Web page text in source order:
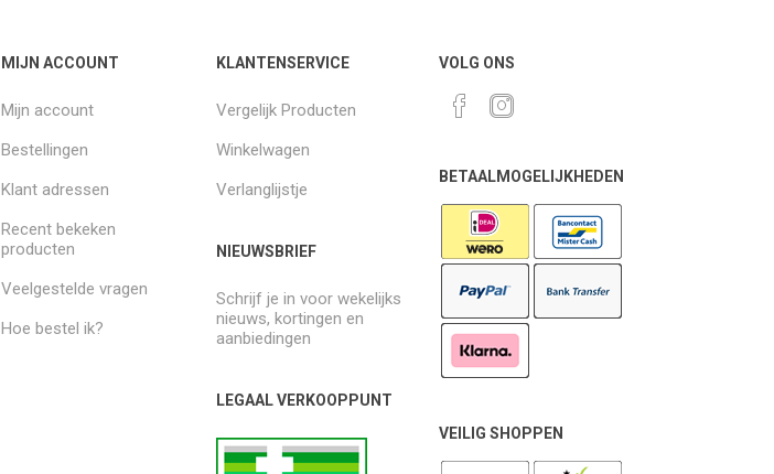
MIJN ACCOUNT
Mijn account
Bestellingen
Klant adressen
Recent bekeken
producten
Veelgestelde vragen
Hoe bestel ik?
KLANTENSERVICE
Vergelijk Producten
Winkelwagen
Verlanglijstje
NIEUWSBRIEF
Schrijf je in voor wekelijks
nieuws, kortingen en
aanbiedingen
LEGAAL VERKOOPPUNT
VOLG ONS
BETAALMOGELIJKHEDEN
VEILIG SHOPPEN